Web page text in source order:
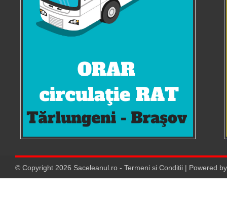
© Copyright 2026 Saceleanul.ro - Termeni si Conditii | Powered